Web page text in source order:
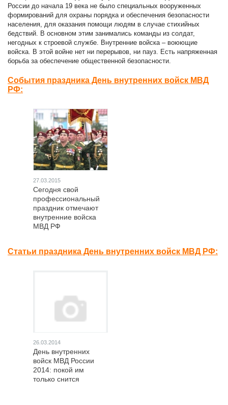
России до начала 19 века не было специальных вооруженных
формирований для охраны порядка и обеспечения безопасности
населения, для оказания помощи людям в случае стихийных
бедствий. В основном этим занимались команды из солдат,
негодных к строевой службе. Внутренние войска – воюющие
войска. В этой войне нет ни перерывов, ни пауз. Есть напряженная
борьба за обеспечение общественной безопасности.
События праздника День внутренних войск МВД
РФ:
27.03.2015
Сегодня свой
профессиональный
праздник отмечают
внутренние войска
МВД РФ
Статьи праздника День внутренних войск МВД РФ:
26.03.2014
День внутренних
войск МВД России
2014: покой им
только снится